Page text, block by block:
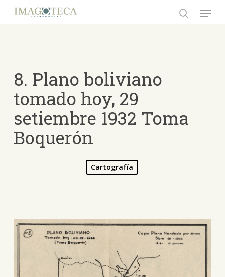
Menu
8. Plano boliviano
tomado hoy, 29
setiembre 1932 Toma
Boquerón
Cartografía